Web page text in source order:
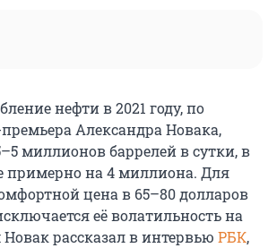
нефти в 2021 году, по
Александра Новака,
миллионов баррелей в сутки, в
примерно на 4 миллиона. Для
цена в 65–80 долларов
её волатильность на
рассказал в интервью РБК,